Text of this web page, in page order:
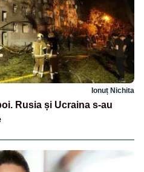
Ionuț Nichita
Rusia și Ucraina s-au